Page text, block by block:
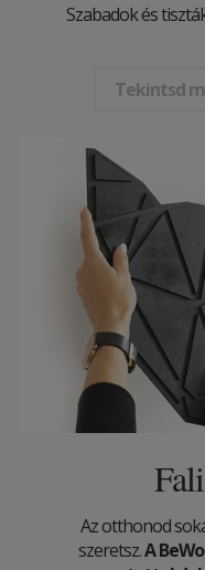
Szabadok és
Tekintsd
Az otthonod
szeretsz.A